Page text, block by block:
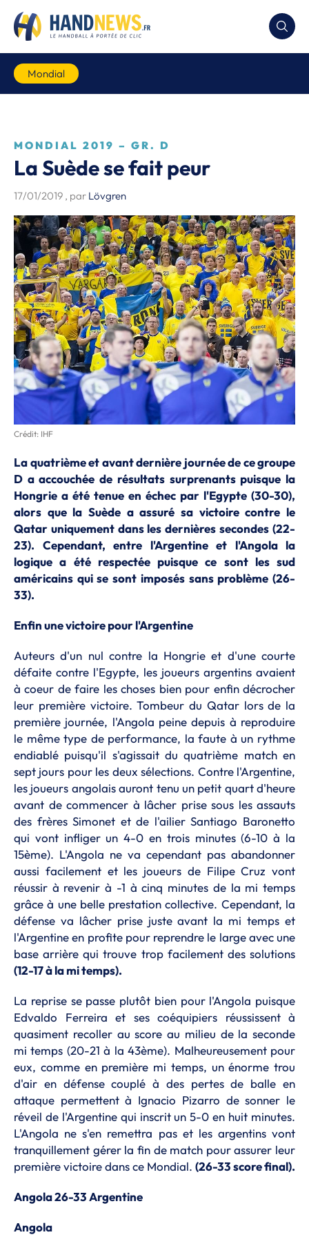
Mondial
MONDIAL 2019 – GR. D
La Suède se fait peur
17/01/2019 , par Lövgren
Crédit: IHF
La quatrième et avant dernière journée de ce groupe
D a accouchée de résultats surprenants puisque la
Hongrie a été tenue en échec par l'Egypte (30-30),
alors que la Suède a assuré sa victoire contre le
Qatar uniquement dans les dernières secondes (22-
23). Cependant, entre l'Argentine et l'Angola la
logique a été respectée puisque ce sont les sud
américains qui se sont imposés sans problème (26-
33).
Enfin une victoire pour l'Argentine
Auteurs d'un nul contre la Hongrie et d'une courte
défaite contre l'Egypte, les joueurs argentins avaient
à coeur de faire les choses bien pour enfin décrocher
leur première victoire. Tombeur du Qatar lors de la
première journée, l'Angola peine depuis à reproduire
le même type de performance, la faute à un rythme
endiablé puisqu'il s'agissait du quatrième match en
sept jours pour les deux sélections. Contre l'Argentine,
les joueurs angolais auront tenu un petit quart d'heure
avant de commencer à lâcher prise sous les assauts
des frères Simonet et de l'ailier Santiago Baronetto
qui vont infliger un 4-0 en trois minutes (6-10 à la
15ème). L'Angola ne va cependant pas abandonner
aussi facilement et les joueurs de Filipe Cruz vont
réussir à revenir à -1 à cinq minutes de la mi temps
grâce à une belle prestation collective. Cependant, la
défense va lâcher prise juste avant la mi temps et
l'Argentine en profite pour reprendre le large avec une
base arrière qui trouve trop facilement des solutions
(12-17 à la mi temps).
La reprise se passe plutôt bien pour l'Angola puisque
Edvaldo Ferreira et ses coéquipiers réussissent à
quasiment recoller au score au milieu de la seconde
mi temps (20-21 à la 43ème). Malheureusement pour
eux, comme en première mi temps, un énorme trou
d'air en défense couplé à des pertes de balle en
attaque permettent à Ignacio Pizarro de sonner le
réveil de l'Argentine qui inscrit un 5-0 en huit minutes.
L'Angola ne s'en remettra pas et les argentins vont
tranquillement gérer la fin de match pour assurer leur
première victoire dans ce Mondial. (26-33 score final).
Angola 26-33 Argentine
Angola